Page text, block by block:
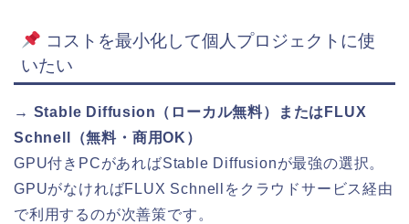
コストを最小化して個人プロジェクトに使
いたい
→ Stable Diffusion（ローカル無料）またはFLUX
Schnell（無料・商用OK）
GPU付きPCがあればStable Diffusionが最強の選択。
GPUがなければFLUX Schnellをクラウドサービス経由
で利用するのが次善策です。